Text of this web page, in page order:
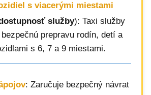
s viacerými miestami
služby): Taxi služby
prepravu rodín, detí a
s 6, 7 a 9 miestami.
: Zaručuje bezpečný návrat